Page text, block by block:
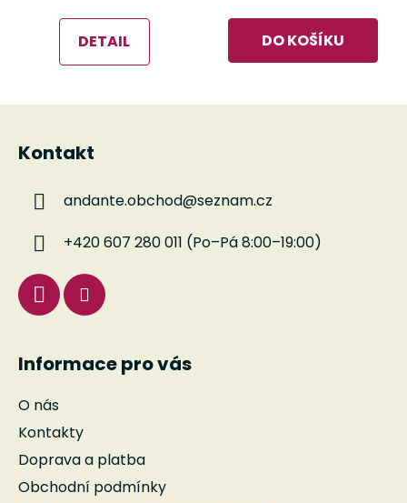
DETAIL DO KOŠÍKU
Kontakt
andante.obchod@seznam.cz
+420 607 280 011 (Po–Pá 8:00–19:00)
Informace pro vás
O nás
Kontakty
Doprava a platba
Obchodní podmínky